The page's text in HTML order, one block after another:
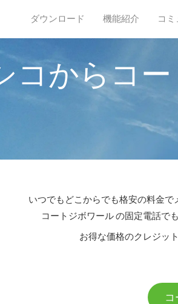
ダウンロード 機能紹介 コミ
コからコ
いつでもどこからでも格安の料金で
コートジボワール の固定電話で
お得な価格のクレジッ